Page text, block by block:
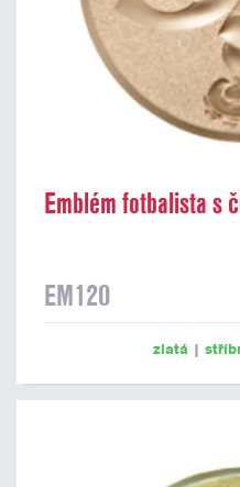
Emblém fotbalista s
EM120
zlatá |